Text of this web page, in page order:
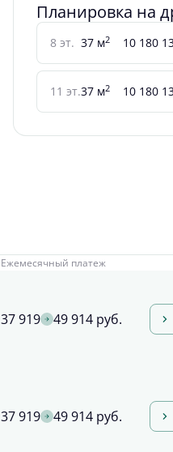
Планировка на
8 эт. 37 м2 10 180
11 эт.37 м2 10 180
Ежемесячный платеж
37 919 49 914 руб.
37 919 49 914 руб.